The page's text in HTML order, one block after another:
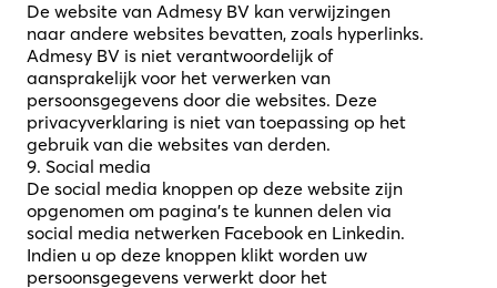
De website van Admesy BV kan verwijzingen
naar andere websites bevatten, zoals hyperlinks.
Admesy BV is niet verantwoordelijk of
aansprakelijk voor het verwerken van
persoonsgegevens door die websites. Deze
privacyverklaring is niet van toepassing op het
gebruik van die websites van derden.
9. Social media
De social media knoppen op deze website zijn
opgenomen om pagina’s te kunnen delen via
social media netwerken Facebook en Linkedin.
Indien u op deze knoppen klikt worden uw
persoonsgegevens verwerkt door het